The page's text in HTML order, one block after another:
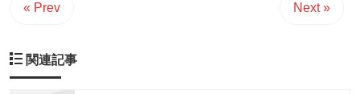
« Prev Next »
関連記事